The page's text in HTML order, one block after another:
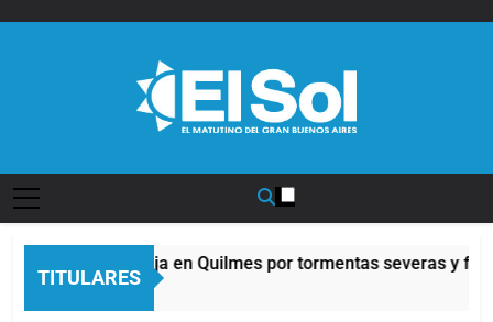
TITULARES
Alerta naranja en Quilmes por tormentas severas y
5 Horas Atrás